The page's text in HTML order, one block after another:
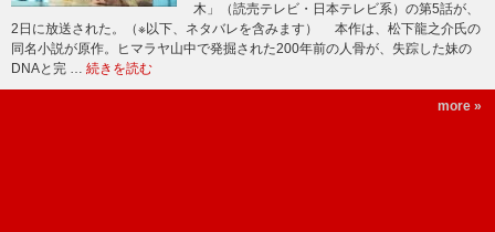
木」（読売テレビ・日本テレビ系）の第5話が、
2日に放送された。（※以下、ネタバレを含みます） 本作は、松下龍之介氏の
同名小説が原作。ヒマラヤ山中で発掘された200年前の人骨が、失踪した妹の
DNAと完 … 続きを読む
more »